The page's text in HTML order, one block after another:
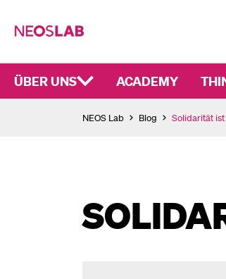
ÜBER UNS ACADEMY
NEOS Lab Blog Solidarität